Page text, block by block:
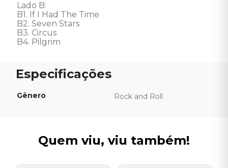
Lado B:
B1. If I Had The Time
B2. Seven Stars
B3. Circus
B4. Pilgrim
Gênero Rock and Roll
Quem viu, viu também!